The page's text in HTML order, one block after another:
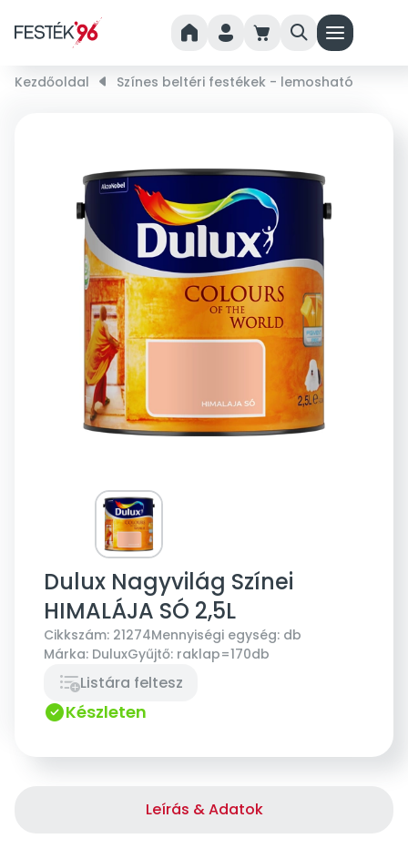
home person cart search menu
Kezdőoldal right_small Színes beltéri festékek - lemosható
Dulux Nagyvilág Színei
HIMALÁJA SÓ 2,5L
Cikkszám: 21274Mennyiségi egység: db
Márka: DuluxGyűjtő: raklap=170db
Listára feltesz
Készleten
Leírás & Adatok